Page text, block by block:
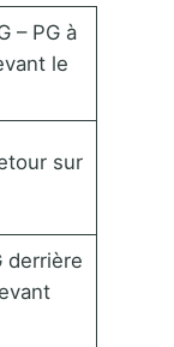
– PG à
le
sur
derrière